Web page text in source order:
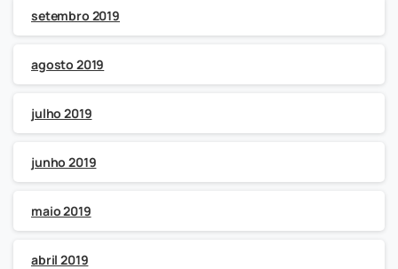
setembro 2019
agosto 2019
julho 2019
junho 2019
maio 2019
abril 2019